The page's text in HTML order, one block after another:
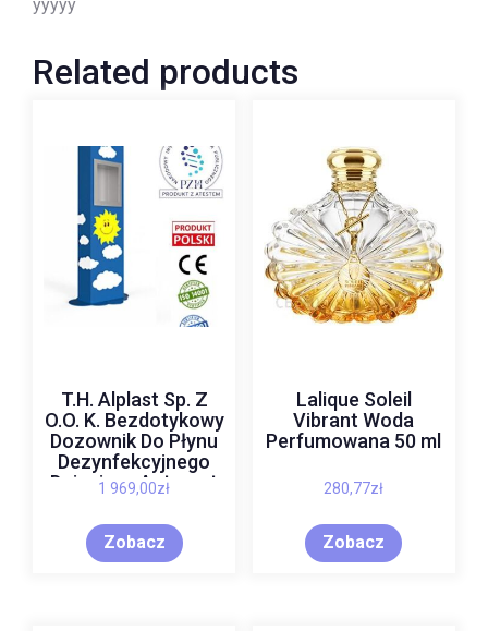
yyyyy
Related products
T.H. Alplast Sp. Z
O.O. K. Bezdotykowy
Dozownik Do Płynu
Dezynfekcyjnego
Dziecięcy Antracyt
Ral 7016
1 969,00zł
Zobacz
Lalique Soleil
Vibrant Woda
Perfumowana 50 ml
280,77zł
Zobacz